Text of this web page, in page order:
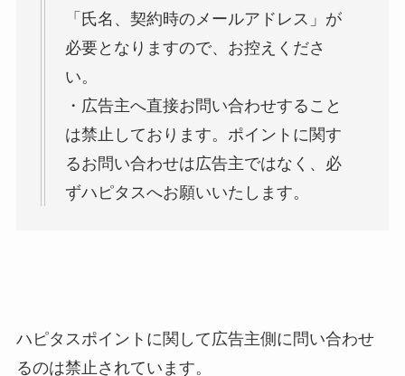
「氏名、契約時のメールアドレス」が
必要となりますので、お控えくださ
い。
・広告主へ直接お問い合わせすること
は禁止しております。ポイントに関す
るお問い合わせは広告主ではなく、必
ずハピタスへお願いいたします。
ハピタスポイントに関して広告主側に問い合わせ
るのは禁止されています。